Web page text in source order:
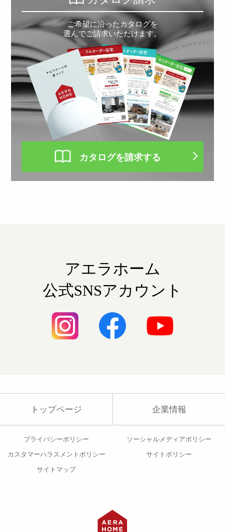
ご希望に沿ったカタログを
選んでご請求いただけます。
カタログを請求する
アエラホーム
公式SNSアカウント
トップページ 企業情報
プライバシーポリシー ソーシャルメディアポリシー
カスタマーハラスメントポリシー サイトポリシー
サイトマップ